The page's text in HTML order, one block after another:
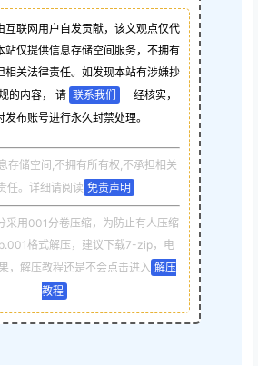
互联网用户自发贡献，该文观点仅代
站仅提供信息存储空间服务，不拥有
相关法律责任。如发现本站有涉嫌抄
的内容， 请 联系我们 一经核实，
布账号进行永久封禁处理。
存储空间,不拥有所有权,不承担相关
任。详细请阅读 免责声明
采用001分卷压缩，为防止有人压缩
格式解压，建议下载7-zip，电
，解压教程还是不会点击进入 解压
教程